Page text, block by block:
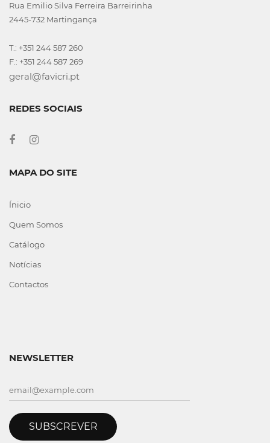
Rua Emilio Silva Ferreira Barreirinha
2445-732 Martingança
T.: +351 244 587 260
F.: +351 244 587 269
geral@favicri.pt
REDES SOCIAIS
MAPA DO SITE
Ínicio
Quem Somos
Catálogo
Notícias
Contactos
NEWSLETTER
SUBSCREVER